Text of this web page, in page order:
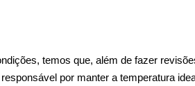
temos que, além de fazer
por manter a temperatura